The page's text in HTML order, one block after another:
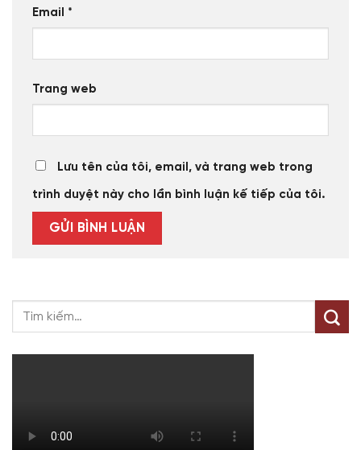
Email *
Trang web
Lưu tên của tôi, email, và trang web trong
trình duyệt này cho lần bình luận kế tiếp của tôi.